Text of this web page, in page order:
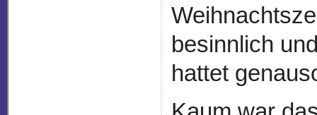
besinnlich
hattet